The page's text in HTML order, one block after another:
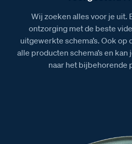
Wij zoeken alles voor je uit.
ontzorging met de beste
uitgewerkte schema’s. Ook op
alle producten schema’s en
naar het bijbehorende